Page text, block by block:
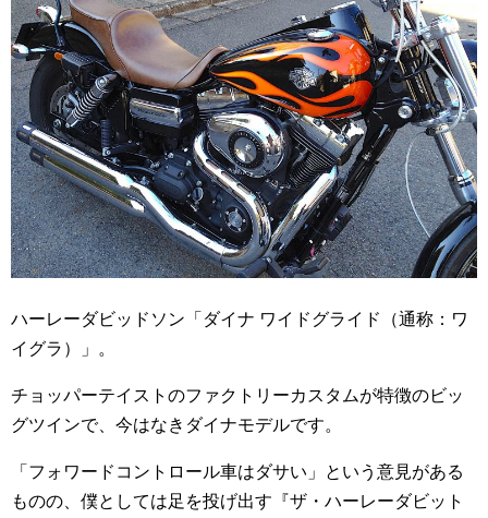
ハーレーダビッドソン「ダイナ ワイドグライド（通称：ワ
イグラ）」。
チョッパーテイストのファクトリーカスタムが特徴のビッ
グツインで、今はなきダイナモデルです。
「フォワードコントロール車はダサい」という意見がある
ものの、僕としては足を投げ出す『ザ・ハーレーダビット